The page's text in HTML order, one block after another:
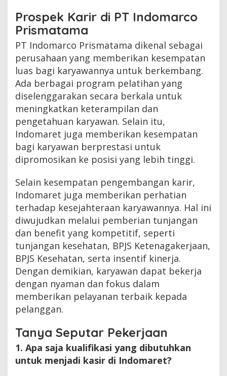
Prospek Karir di PT Indomarco
Prismatama
PT Indomarco Prismatama dikenal sebagai
perusahaan yang memberikan kesempatan
luas bagi karyawannya untuk berkembang.
Ada berbagai program pelatihan yang
diselenggarakan secara berkala untuk
meningkatkan keterampilan dan
pengetahuan karyawan. Selain itu,
Indomaret juga memberikan kesempatan
bagi karyawan berprestasi untuk
dipromosikan ke posisi yang lebih tinggi.
Selain kesempatan pengembangan karir,
Indomaret juga memberikan perhatian
terhadap kesejahteraan karyawannya. Hal ini
diwujudkan melalui pemberian tunjangan
dan benefit yang kompetitif, seperti
tunjangan kesehatan, BPJS Ketenagakerjaan,
BPJS Kesehatan, serta insentif kinerja.
Dengan demikian, karyawan dapat bekerja
dengan nyaman dan fokus dalam
memberikan pelayanan terbaik kepada
pelanggan.
Tanya Seputar Pekerjaan
1. Apa saja kualifikasi yang dibutuhkan
untuk menjadi kasir di Indomaret?